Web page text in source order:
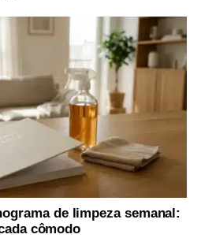
de limpeza semanal:
cômodo